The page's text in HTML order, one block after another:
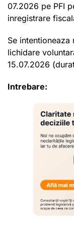
07.2026 pe PFI
inregistrare
Se
lichidare
15.07.2026
Intrebare: